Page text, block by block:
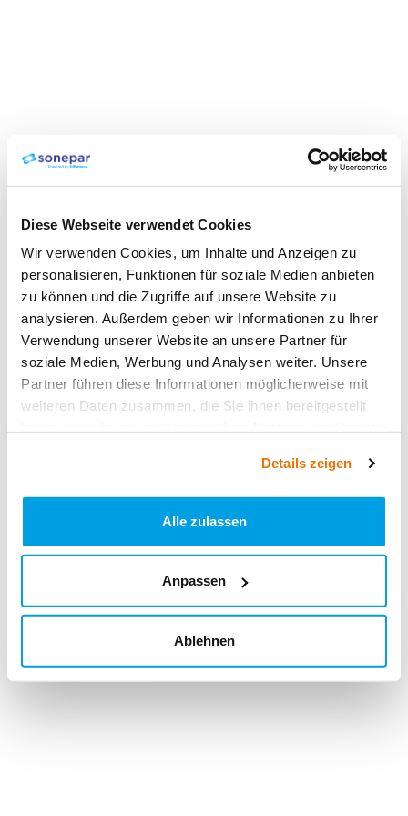
Diese Webseite verwendet Cookies
Wir verwenden Cookies, um Inhalte und Anzeigen zu
personalisieren, Funktionen für soziale Medien anbieten
zu können und die Zugriffe auf unsere Website zu
analysieren. Außerdem geben wir Informationen zu Ihrer
Verwendung unserer Website an unsere Partner für
soziale Medien, Werbung und Analysen weiter. Unsere
Partner führen diese Informationen möglicherweise mit
weiteren Daten zusammen, die Sie ihnen bereitgestellt
Details zeigen
Alle zulassen
Anpassen
Ablehnen